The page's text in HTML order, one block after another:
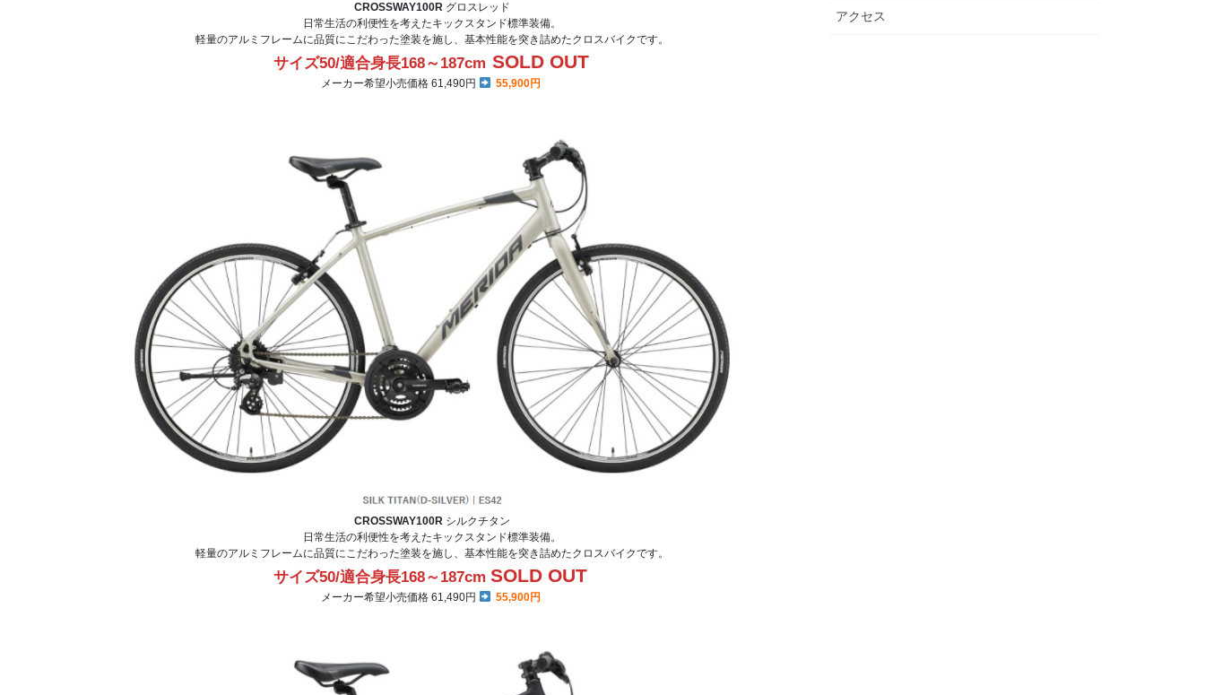
CROSSWAY100R グロスレッド
日常生活の利便性を考えたキックスタンド標準装備。
軽量のアルミフレームに品質にこだわった塗装を施し、基本性能を突き詰めたクロスバイクです。
サイズ50/適合身長168～187cm SOLD OUT
メーカー希望小売価格 61,490円 55,900円
CROSSWAY100R シルクチタン
日常生活の利便性を考えたキックスタンド標準装備。
軽量のアルミフレームに品質にこだわった塗装を施し、基本性能を突き詰めたクロスバイクです。
サイズ50/適合身長168～187cm SOLD OUT
メーカー希望小売価格 61,490円 55,900円
アクセス